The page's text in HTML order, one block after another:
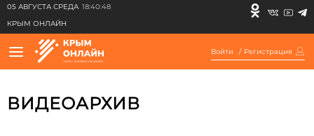
05 АВГУСТА СРЕДА 18:40:48
КРЫМ ОНЛАЙН
Войти / Регистрация
ВИДЕОАРХИВ